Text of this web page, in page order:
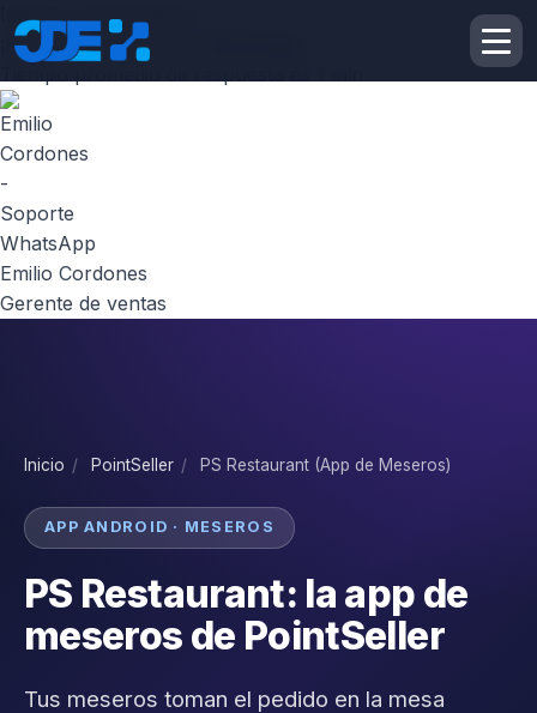
Inicie la conversación
¡Hola! Escribenos por
Emilio Cordones
Gerente de ventas
Inicio / PointSeller / PS Restaurant (App de Meseros)
APP ANDROID · MESEROS
PS Restaurant: la app de
meseros de PointSeller
Tus meseros toman el pedido en la mesa